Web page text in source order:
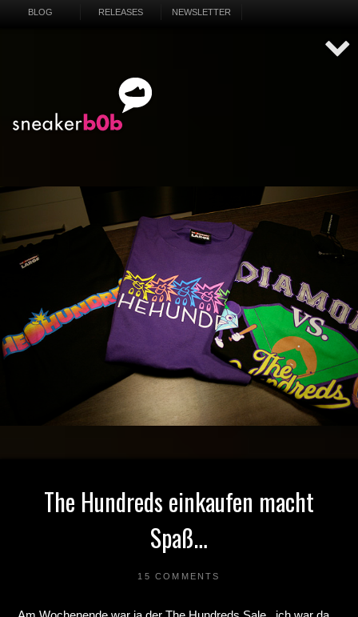
BLOG RELEASES NEWSLETTER
The Hundreds einkaufen macht
Spaß…
15 COMMENTS